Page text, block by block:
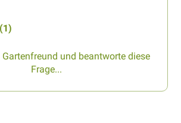
Gartenfreund und beantworte diese
Frage...